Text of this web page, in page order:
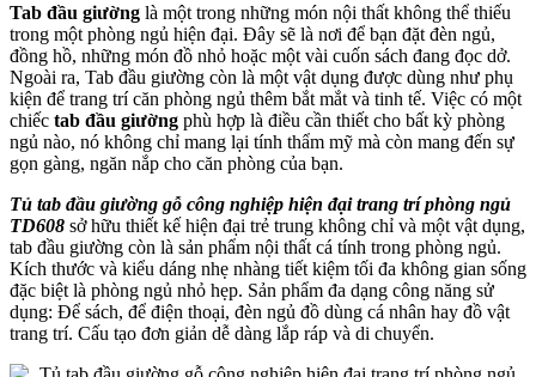
Tab đầu giường là một trong những món nội thất không thể thiếu
trong một phòng ngủ hiện đại. Đây sẽ là nơi để bạn đặt đèn ngủ,
đồng hồ, những món đồ nhỏ hoặc một vài cuốn sách đang đọc dở.
Ngoài ra, Tab đầu giường còn là một vật dụng được dùng như phụ
kiện để trang trí căn phòng ngủ thêm bắt mắt và tinh tế. Việc có một
chiếc tab đầu giường phù hợp là điều cần thiết cho bất kỳ phòng
ngủ nào, nó không chỉ mang lại tính thẩm mỹ mà còn mang đến sự
gọn gàng, ngăn nắp cho căn phòng của bạn.
Tủ tab đầu giường gỗ công nghiệp hiện đại trang trí phòng ngủ
TD608 sở hữu thiết kế hiện đại trẻ trung không chỉ và một vật dụng,
tab đầu giường còn là sản phẩm nội thất cá tính trong phòng ngủ.
Kích thước và kiểu dáng nhẹ nhàng tiết kiệm tối đa không gian sống
đặc biệt là phòng ngủ nhỏ hẹp. Sản phẩm đa dạng công năng sử
dụng: Để sách, để điện thoại, đèn ngủ đồ dùng cá nhân hay đồ vật
trang trí. Cấu tạo đơn giản dễ dàng lắp ráp và di chuyển.